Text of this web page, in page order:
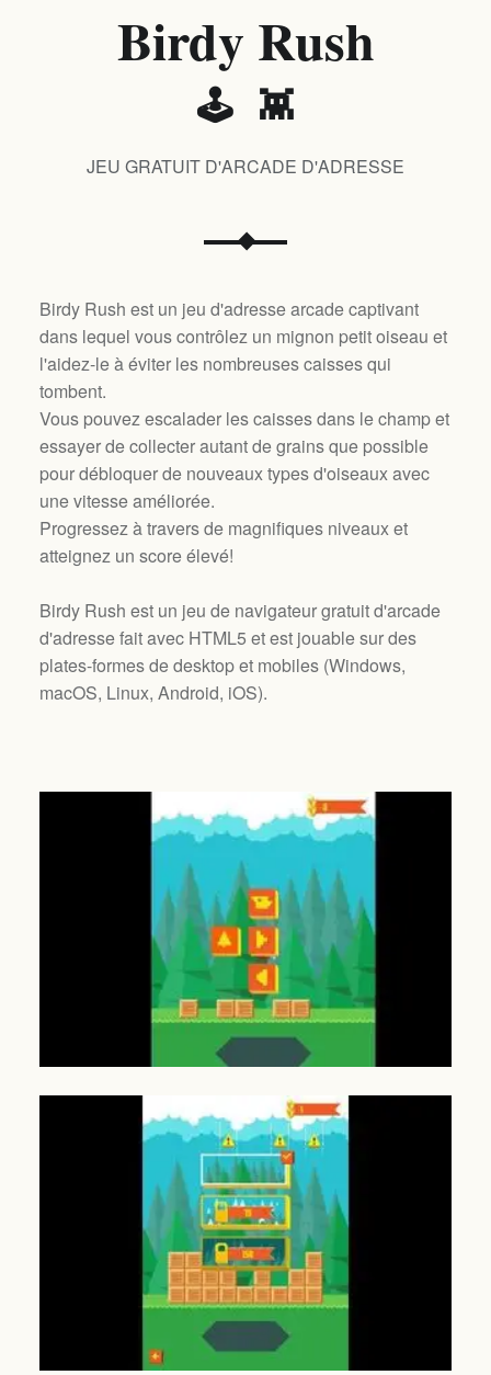
Birdy Rush
🕹️ 👾
JEU GRATUIT D'ARCADE D'ADRESSE
Birdy Rush est un jeu d'adresse arcade captivant
dans lequel vous contrôlez un mignon petit oiseau et
l'aidez-le à éviter les nombreuses caisses qui
tombent.
Vous pouvez escalader les caisses dans le champ et
essayer de collecter autant de grains que possible
pour débloquer de nouveaux types d'oiseaux avec
une vitesse améliorée.
Progressez à travers de magnifiques niveaux et
atteignez un score élevé!
Birdy Rush est un jeu de navigateur gratuit d'arcade
d'adresse fait avec HTML5 et est jouable sur des
plates-formes de desktop et mobiles (Windows,
macOS, Linux, Android, iOS).